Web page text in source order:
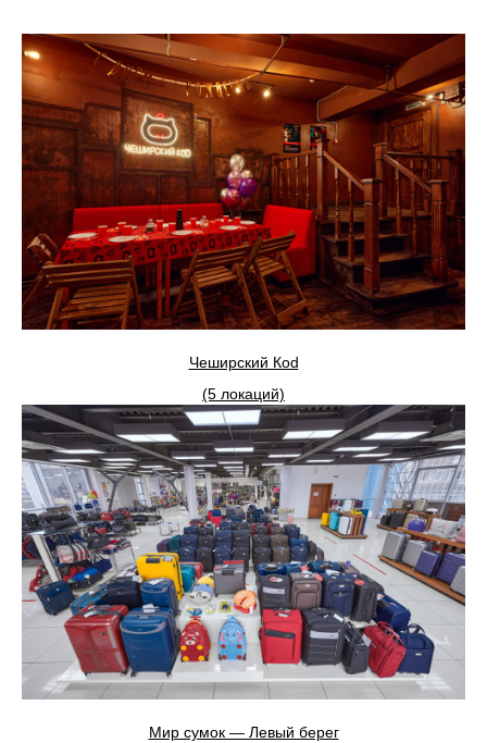
Чеширский Коd
(5 локаций)
Мир сумок — Левый берег